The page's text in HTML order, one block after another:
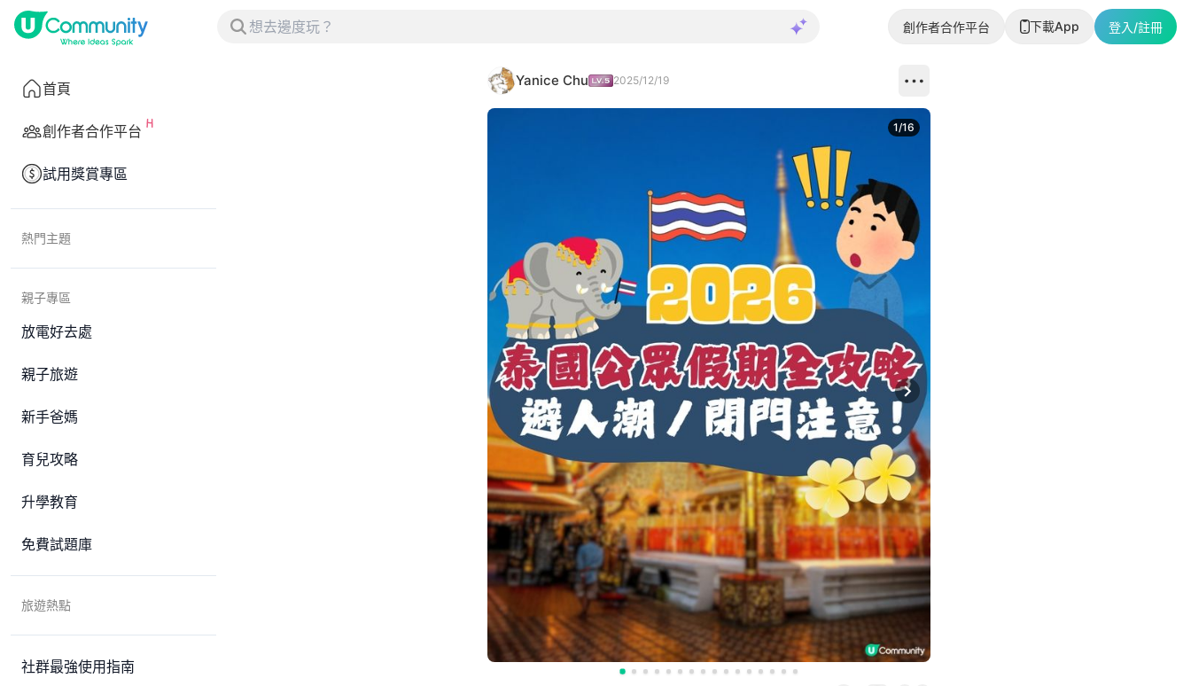
創作者合作平台 下載App 登入/註冊
首頁
創作者合作平台
試用獎賞專區
熱門主題
親子專區
放電好去處
親子旅遊
新手爸媽
育兒攻略
升學教育
免費試題庫
旅遊熱點
社群最強使用指南
Yanice Chu 2025/12/19
Next slide
1/16